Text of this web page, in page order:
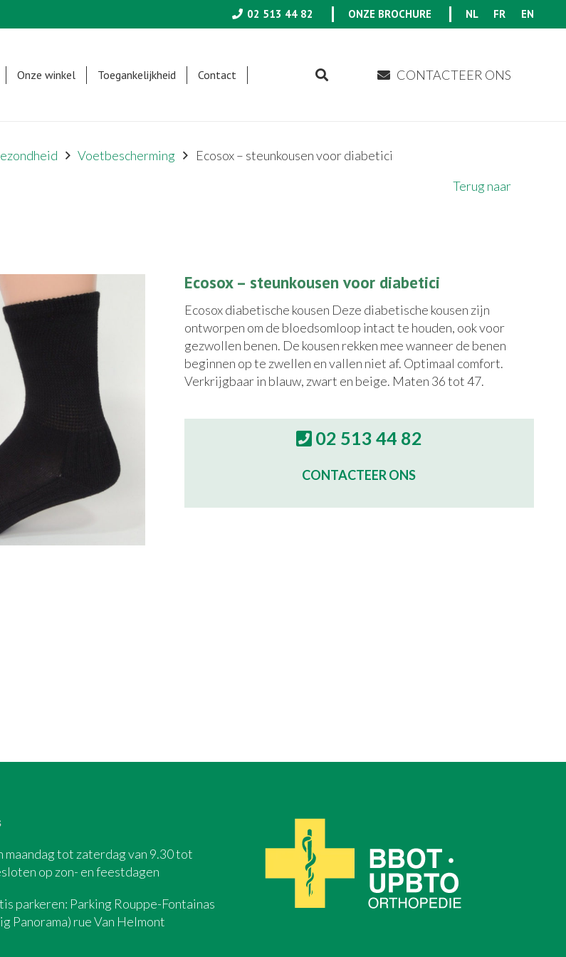
02 513 44 82 ONZE BROCHURE NL FR EN
Onze winkel Toegankelijkheid Contact CONTACTEER ONS
Voetbescherming
Ecosox – steunkousen voor diabetici
Terug naar
Ecosox – steunkousen voor diabetici
Ecosox diabetische kousen Deze diabetische kousen zijn
ontworpen om de bloedsomloop intact te houden, ook voor
gezwollen benen. De kousen rekken mee wanneer de benen
beginnen op te zwellen en vallen niet af. Optimaal comfort.
Verkrijgbaar in blauw, zwart en beige. Maten 36 tot 47.
02 513 44 82
CONTACTEER ONS
maandag tot zaterdag van 9.30 tot
op zon- en feestdagen
parkeren: Parking Rouppe-Fontainas
Panorama) rue Van Helmont